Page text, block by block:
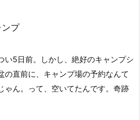
ンプ
い5日前。しかし、絶好のキャンプシ
の直前に、キャンプ場の予約なんて
ゃん。って、空いてたんです。奇跡